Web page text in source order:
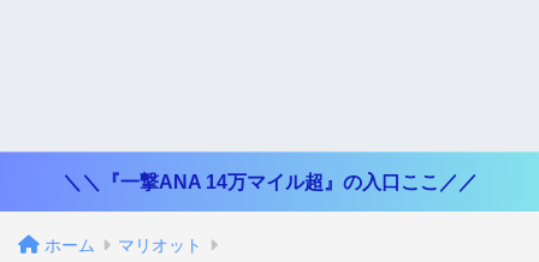
＼＼『一撃ANA 14万マイル超』の入口ここ／／
ホーム マリオット